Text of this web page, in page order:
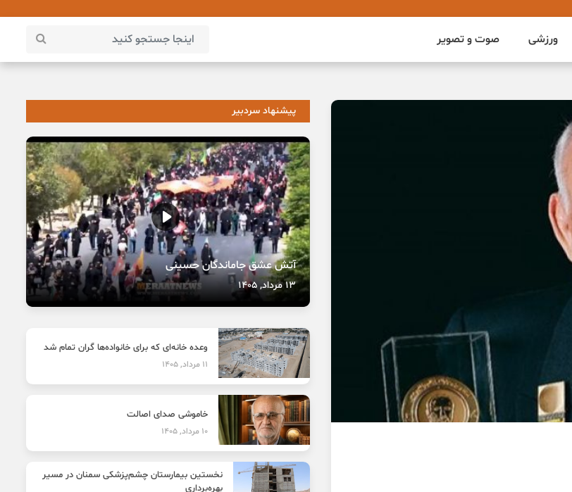
ورزشی صوت و تصویر
پیشنهاد سردبیر
آتش عشق جاماندگان حسینی
13 مرداد, 1405
وعده خانه‌ای که برای خانواده‌ها گران تمام شد
11 مرداد, 1405
خاموشی صدای اصالت
10 مرداد, 1405
نخستین بیمارستان چشم‌پزشکی سمنان در مسیر
بهره‌برداری